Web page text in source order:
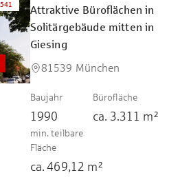
541
Attraktive Büroflächen in
Solitärgebäude mitten in
Giesing
81539 München
Baujahr
1990
Bürofläche
ca. 3.311 m²
min. teilbare
Fläche
ca. 469,12 m²